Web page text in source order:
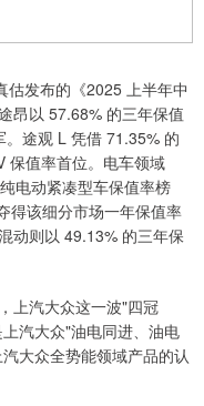
估发布的《2025 上半年中
昂以 57.68% 的三年保值
途观 L 凭借 71.35% 的
保值率首位。电车领域
电动紧凑型车保值率榜
得该细分市场一年保值率
动则以 49.13% 的三年保
上汽大众这一波"四冠
汽大众"油电同进、油电
大众全势能领域产品的认